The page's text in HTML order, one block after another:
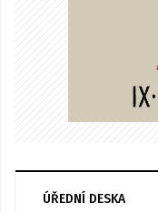
ÚŘEDNÍ DESKA